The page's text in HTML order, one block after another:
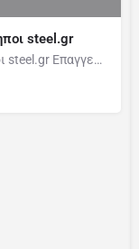
steel.gr
Ηλεκτρονικοί Υπολογιστές Αμπελόκηποι steel.gr Επαγγελματικός Εξοπλισμός Σαρωτές…